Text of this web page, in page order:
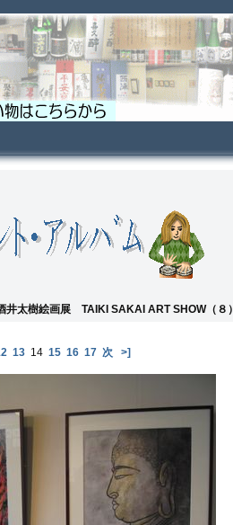
太樹絵画展 TAIKI SAKAI ART SHOW（８）
13 14 15 16 17 次 >]